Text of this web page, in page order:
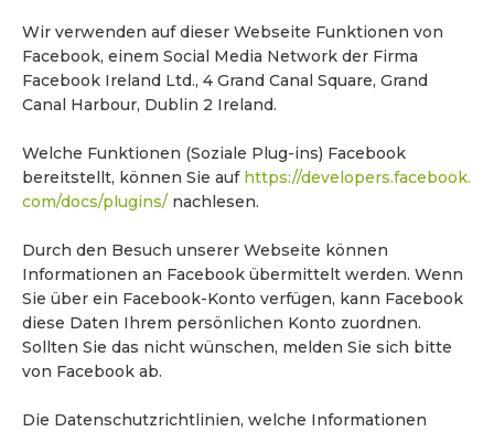
Wir verwenden auf dieser Webseite Funktionen von
Facebook, einem Social Media Network der Firma
Facebook Ireland Ltd., 4 Grand Canal Square, Grand
Canal Harbour, Dublin 2 Ireland.
Welche Funktionen (Soziale Plug-ins) Facebook
bereitstellt, können Sie auf https://developers.facebook.
com/docs/plugins/ nachlesen.
Durch den Besuch unserer Webseite können
Informationen an Facebook übermittelt werden. Wenn
Sie über ein Facebook-Konto verfügen, kann Facebook
diese Daten Ihrem persönlichen Konto zuordnen.
Sollten Sie das nicht wünschen, melden Sie sich bitte
von Facebook ab.
Die Datenschutzrichtlinien, welche Informationen